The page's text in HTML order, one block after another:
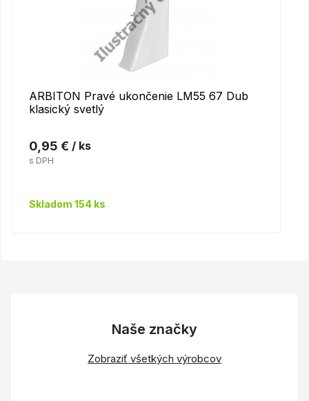
ARBITON Pravé ukončenie LM55 67 Dub
klasický svetlý
0,95 € / ks
s DPH
Skladom 154 ks
Naše značky
Zobraziť všetkých výrobcov